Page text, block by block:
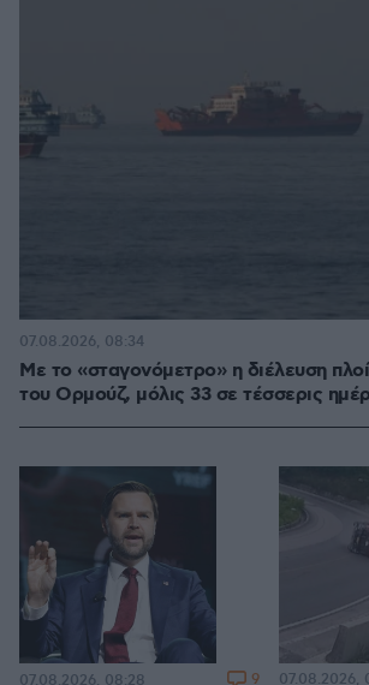
Με το «σταγονόμετρο» η διέλευση
του Ορμούζ, μόλις 33 σε τέσσερις
07.08.2026, 08:34
07.08.2026, 08:28 9 07.08.2026,